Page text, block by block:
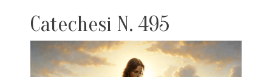
Catechesi N. 495